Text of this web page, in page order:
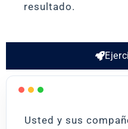
resultado.
Usted y sus